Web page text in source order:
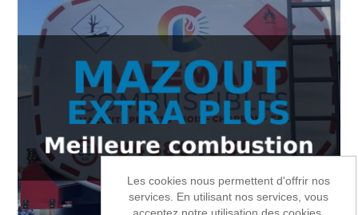
Les cookies nous permettent d'offrir nos
services. En utilisant nos services, vous